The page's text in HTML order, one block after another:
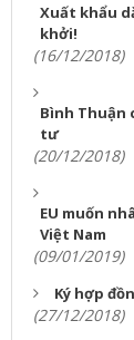
Xuất khẩu
khởi!
(16/12/2018)
Bình Thuận
tư
(20/12/2018)
EU muốn
Việt Nam
(09/01/2019)
Ký hợp
(27/12/2018)